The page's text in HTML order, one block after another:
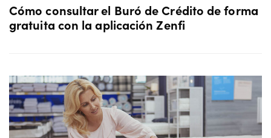
Cómo consultar el Buró de Crédito de forma
gratuita con la aplicación Zenfi